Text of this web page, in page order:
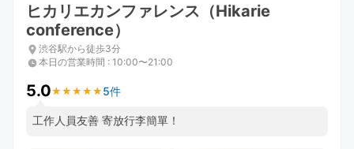
ヒカリエカンファレンス（Hikarie
conference）
渋谷駅から徒歩3分
本日の営業時間 : 10:00〜21:00
5.0★ ★ ★ ★ ★
★ ★ ★ ★ ★ 5件
工作人員友善 寄放行李簡單！